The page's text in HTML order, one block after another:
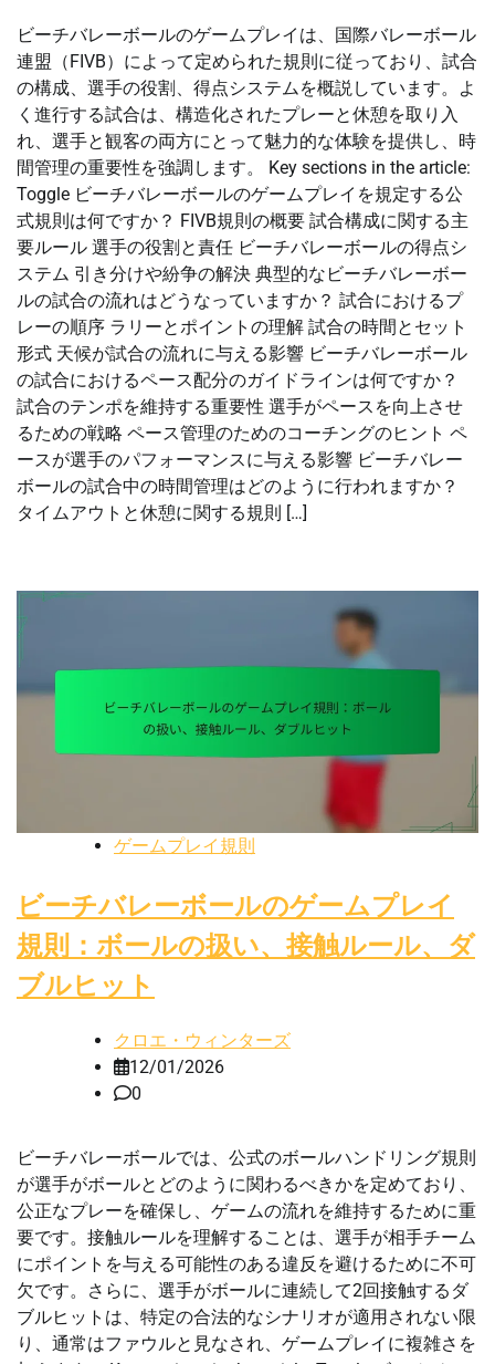
ビーチバレーボールのゲームプレイは、国際バレーボール
連盟（FIVB）によって定められた規則に従っており、試合
の構成、選手の役割、得点システムを概説しています。よ
く進行する試合は、構造化されたプレーと休憩を取り入
れ、選手と観客の両方にとって魅力的な体験を提供し、時
間管理の重要性を強調します。 Key sections in the article:
Toggle ビーチバレーボールのゲームプレイを規定する公
式規則は何ですか？ FIVB規則の概要 試合構成に関する主
要ルール 選手の役割と責任 ビーチバレーボールの得点シ
ステム 引き分けや紛争の解決 典型的なビーチバレーボー
ルの試合の流れはどうなっていますか？ 試合におけるプ
レーの順序 ラリーとポイントの理解 試合の時間とセット
形式 天候が試合の流れに与える影響 ビーチバレーボール
の試合におけるペース配分のガイドラインは何ですか？
試合のテンポを維持する重要性 選手がペースを向上させ
るための戦略 ペース管理のためのコーチングのヒント ペ
ースが選手のパフォーマンスに与える影響 ビーチバレー
ボールの試合中の時間管理はどのように行われますか？
タイムアウトと休憩に関する規則 […]
ゲームプレイ規則
ビーチバレーボールのゲームプレイ
規則：ボールの扱い、接触ルール、ダ
ブルヒット
クロエ・ウィンターズ
12/01/2026
0
ビーチバレーボールでは、公式のボールハンドリング規則
が選手がボールとどのように関わるべきかを定めており、
公正なプレーを確保し、ゲームの流れを維持するために重
要です。接触ルールを理解することは、選手が相手チーム
にポイントを与える可能性のある違反を避けるために不可
欠です。さらに、選手がボールに連続して2回接触するダ
ブルヒットは、特定の合法的なシナリオが適用されない限
り、通常はファウルと見なされ、ゲームプレイに複雑さを